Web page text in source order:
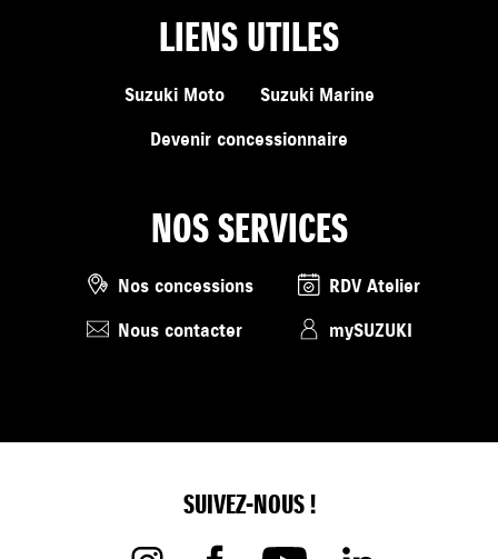
LIENS UTILES
Suzuki Moto
Suzuki Marine
Devenir concessionnaire
NOS SERVICES
Nos concessions
Nous contacter
RDV Atelier
mySUZUKI
SUIVEZ-NOUS !